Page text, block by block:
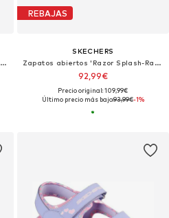
Zapatos abiertos 'Kindersandalen mit Klettverschluss „Classic Fisherman“'
REBAJAS
SKECHERS
Zapatos abiertos 'Razor Splash-Raptor Quest'
92,99€
Precio original: 109,99€
Último precio más bajo:93,99€-1%